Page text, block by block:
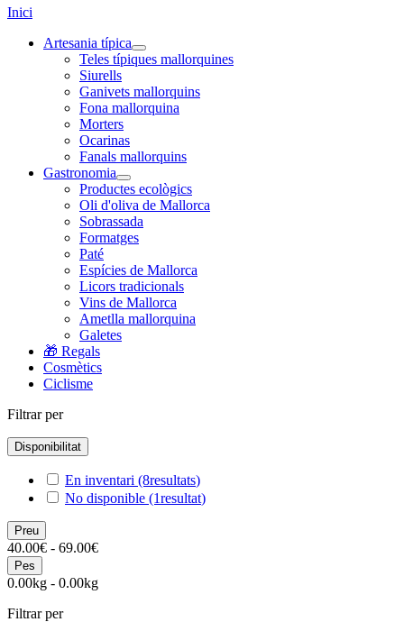
Inici
Artesania típica
Teles típiques mallorquines
Siurells
Ganivets mallorquins
Fona mallorquina
Morters
Ocarinas
Fanals mallorquins
Gastronomia
Productes ecològics
Oli d'oliva de Mallorca
Sobrassada
Formatges
Paté
Espícies de Mallorca
Licors tradicionals
Vins de Mallorca
Ametlla mallorquina
Galetes
🎁 Regals
Cosmètics
Ciclisme
Filtrar per
Disponibilitat
En inventari (8resultats)
No disponible (1resultat)
Preu
40.00€ - 69.00€
Pes
0.00kg - 0.00kg
Filtrar per